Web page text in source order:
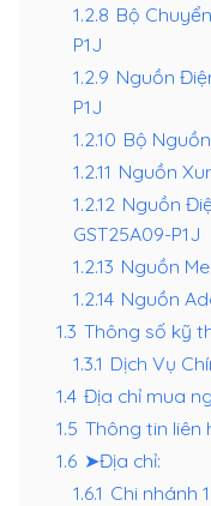
1.2.8 Bộ
P1J
1.2.9 Nguồn
P1J
1.2.10 Bộ
1.2.11 Nguồn
1.2.12 Nguồn
GST25A09-P1J
1.2.13 Nguồn
1.2.14 Nguồn
1.3 Thông số kỹ
1.3.1 Dịch Vụ
1.4 Địa chỉ mua
1.5 Thông tin liên
1.6 ➤Địa chỉ:
1.6.1 Chi nhánh